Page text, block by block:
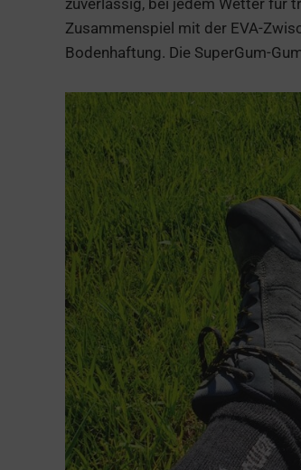
zuverlässig, bei jedem Wetter für
Zusammenspiel mit der EVA-
Bodenhaftung. Die SuperGum-